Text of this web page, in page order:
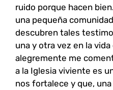
ruido porque hacen
una pequeña
descubren tales
una y otra vez en la vida
alegremente me
a la Iglesia viviente es
nos fortalece y que,